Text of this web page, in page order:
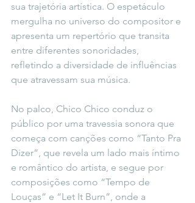
sua trajetória artística. O espetáculo
mergulha no universo do compositor e
apresenta um repertório que transita
entre diferentes sonoridades,
refletindo a diversidade de influências
que atravessam sua música.
No palco, Chico Chico conduz o
público por uma travessia sonora que
começa com canções como “Tanto Pra
Dizer”, que revela um lado mais íntimo
e romântico do artista, e segue por
composições como “Tempo de
Louças” e “Let It Burn”, onde a